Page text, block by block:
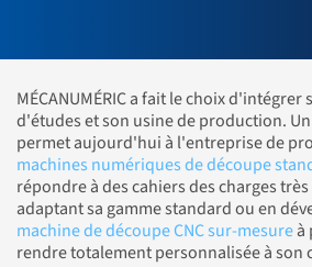
MÉCANUMÉRIC a fait le choix
d'études et son usine de production.
permet aujourd'hui à l'entreprise de
machines numériques de découpe
répondre à des cahiers des charges
adaptant sa gamme standard ou en
machine de découpe CNC sur-mesureà
rendre totalement personnalisée à son